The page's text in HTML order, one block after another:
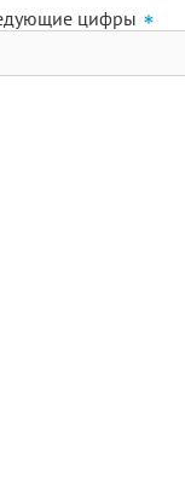
цифры